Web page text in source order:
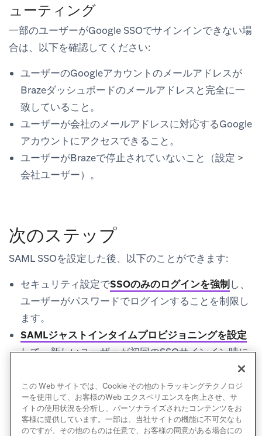
ューティング
一部のユーザーがGoogle SSOでサインインできない場
合は、以下を確認してください:
ユーザーのGoogleアカウントのメールアドレスが
Brazeダッシュボードのメールアドレスと完全に一
致していること。
ユーザーが会社のメールアドレスに対応するGoogle
アカウントにアクセスできること。
ユーザーがBrazeで停止されていないこと（設定 >
会社ユーザー）。
次のステップ
SAML SSOを設定した後、以下のことができます:
セキュリティ設定でSSOのみのログインを強制し、
ユーザーがパスワードでログインすることを制限し
ます。
SAMLジャストインタイムプロビジョニングを設定
して、新しいユーザーが初回のSSOサインイン時に
自動的にBrazeアカウントを作成できるようにしま
す。
この Web サイトでは、Cookie その他のトラッキングテクノロジ
ーを使用して、お客様のWeb エクスペリエンスを向上させ、サ
イトの使用状況を分析し、パーソナライズされたコンテンツをお
客様に提供しています。一部は、当社サイトの機能に不可欠なも
のですが、その他のものは任意で、お客様の同意がある場合にの